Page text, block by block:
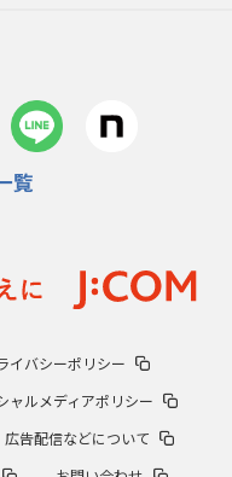
覧
イバシーポリシー
ャルメディアポリシー
告配信などについて